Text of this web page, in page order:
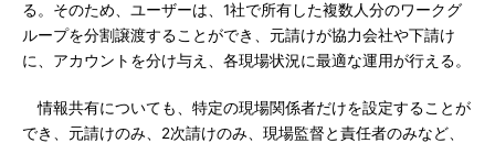
る。そのため、ユーザーは、1社で所有した複数人分のワークグ
ループを分割譲渡することができ、元請けが協力会社や下請け
に、アカウントを分け与え、各現場状況に最適な運用が行える。
情報共有についても、特定の現場関係者だけを設定することが
でき、元請けのみ、2次請けのみ、現場監督と責任者のみなど、